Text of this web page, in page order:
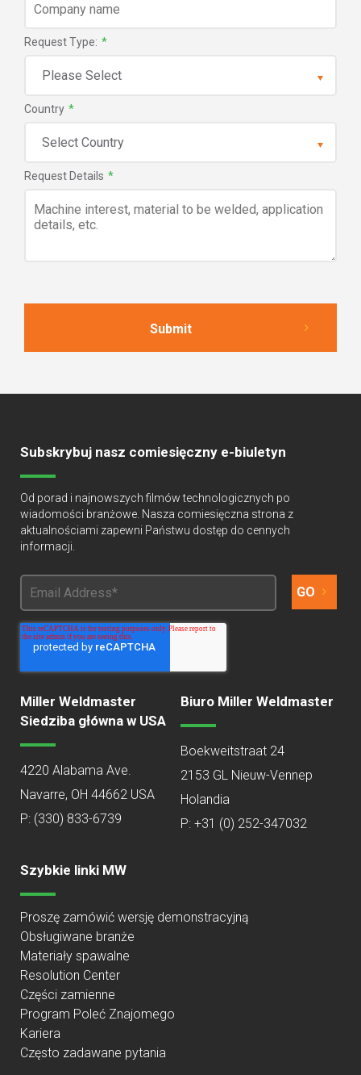
Request Type: *
Country *
Request Details *
Subskrybuj nasz comiesięczny e-biuletyn
Od porad i najnowszych filmów technologicznych po
wiadomości branżowe. Nasza comiesięczna strona z
aktualnościami zapewni Państwu dostęp do cennych
informacji.
Miller Weldmaster
Siedziba główna w USA
4220 Alabama Ave.
Navarre, OH 44662 USA
P: (330) 833-6739
Biuro Miller Weldmaster
Boekweitstraat 24
2153 GL Nieuw-Vennep
Holandia
P: +31 (0) 252-347032
Szybkie linki MW
Proszę zamówić wersję demonstracyjną
Obsługiwane branże
Materiały spawalne
Resolution Center
Części zamienne
Program Poleć Znajomego
Kariera
Często zadawane pytania